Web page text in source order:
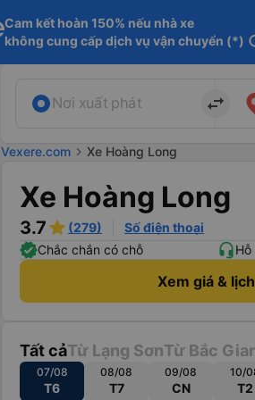
Cam kết hoàn 150% nếu nhà xe
không cung cấp dịch vụ vận chuyển (*)
Nơi xuất phát import_export
Vexere.com chevron_right Xe Hoàng Long
Xe Hoàng Long
3.7 (279)
Số điện thoại
Chắc chắn có chỗ
Xem giá &
Tất cảTừ Lạng SơnTừ Bắc
07/08
T6
08/08
T7
09/08
CN
10/
T2